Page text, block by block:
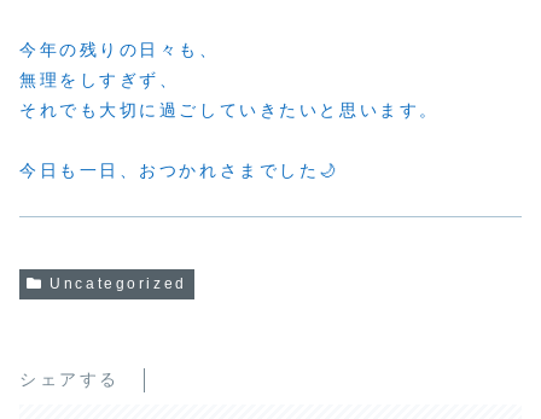
今年の残りの日々も、
無理をしすぎず、
それでも大切に過ごしていきたいと思います。
今日も一日、おつかれさまでした🌙
Uncategorized
シェアする